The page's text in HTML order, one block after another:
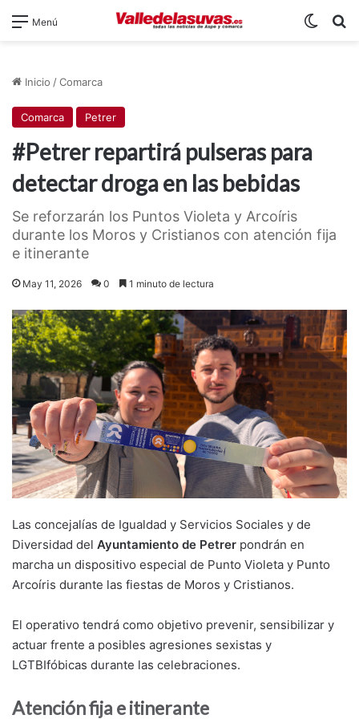
Menú
Inicio /Comarca
Comarca Petrer
#Petrer repartirá pulseras para
detectar droga en las bebidas
Se reforzarán los Puntos Violeta y Arcoíris
durante los Moros y Cristianos con atención fija
e itinerante
May 11, 2026 0 1 minuto de lectura
Las concejalías de Igualdad y Servicios Sociales y de
Diversidad del Ayuntamiento de Petrer pondrán en
marcha un dispositivo especial de Punto Violeta y Punto
Arcoíris durante las fiestas de Moros y Cristianos.
El operativo tendrá como objetivo prevenir, sensibilizar y
actuar frente a posibles agresiones sexistas y
LGTBIfóbicas durante las celebraciones.
Atención fija e itinerante